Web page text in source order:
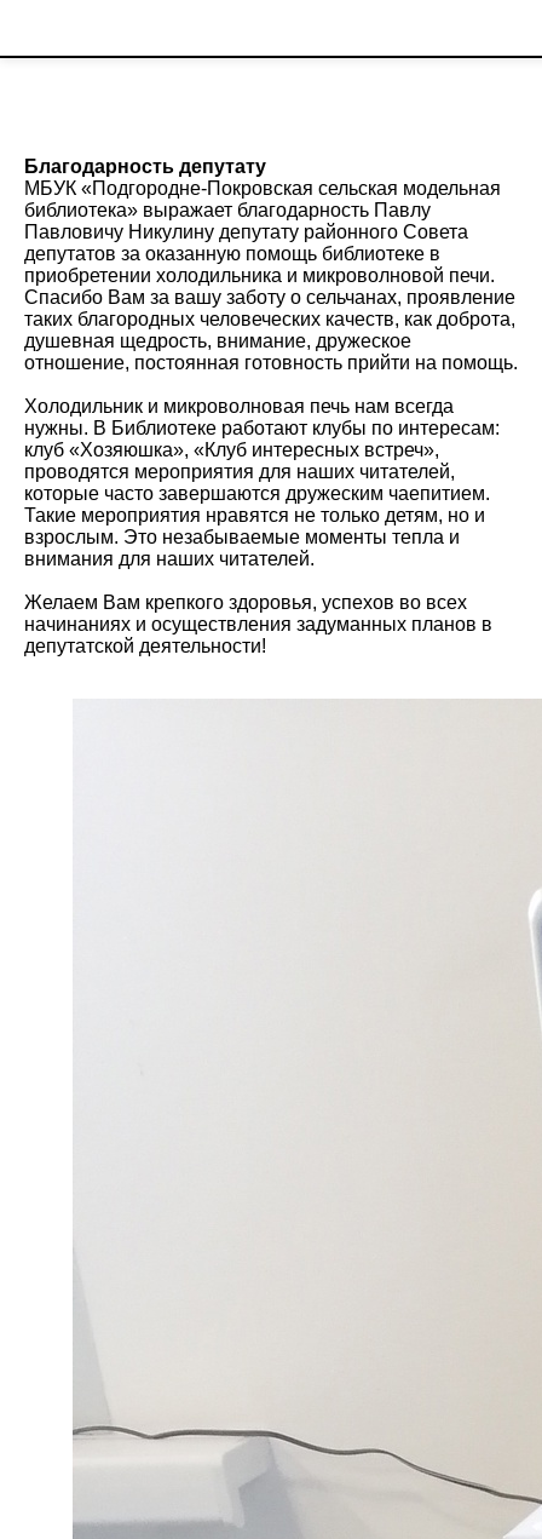
Благодарность депутату
МБУК «Подгородне-Покровская сельская модельная
библиотека» выражает благодарность Павлу
Павловичу Никулину депутату районного Совета
депутатов за оказанную помощь библиотеке в
приобретении холодильника и микроволновой печи.
Спасибо Вам за вашу заботу о сельчанах, проявление
таких благородных человеческих качеств, как доброта,
душевная щедрость, внимание, дружеское
отношение, постоянная готовность прийти на помощь.
Холодильник и микроволновая печь нам всегда
нужны. В Библиотеке работают клубы по интересам:
клуб «Хозяюшка», «Клуб интересных встреч»,
проводятся мероприятия для наших читателей,
которые часто завершаются дружеским чаепитием.
Такие мероприятия нравятся не только детям, но и
взрослым. Это незабываемые моменты тепла и
внимания для наших читателей.
Желаем Вам крепкого здоровья, успехов во всех
начинаниях и осуществления задуманных планов в
депутатской деятельности!